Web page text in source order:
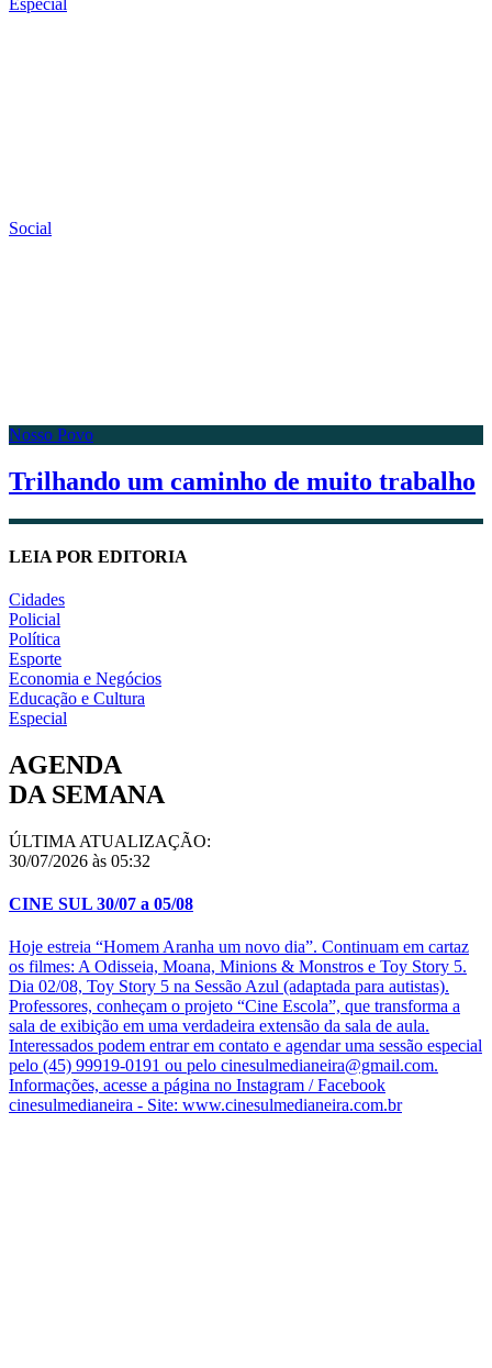
Social
Nosso Povo
Trilhando um caminho de muito trabalho
LEIA POR EDITORIA
Cidades
Policial
Política
Esporte
Economia e Negócios
Educação e Cultura
Especial
AGENDA
DA SEMANA
ÚLTIMA ATUALIZAÇÃO:
30/07/2026 às 05:32
CINE SUL 30/07 a 05/08
Hoje estreia “Homem Aranha um novo dia”. Continuam em cartaz
os filmes: A Odisseia, Moana, Minions & Monstros e Toy Story 5.
Dia 02/08, Toy Story 5 na Sessão Azul (adaptada para autistas).
Professores, conheçam o projeto “Cine Escola”, que transforma a
sala de exibição em uma verdadeira extensão da sala de aula.
Interessados podem entrar em contato e agendar uma sessão especial
pelo (45) 99919-0191 ou pelo cinesulmedianeira@gmail.com.
Informações, acesse a página no Instagram / Facebook
cinesulmedianeira - Site: www.cinesulmedianeira.com.br